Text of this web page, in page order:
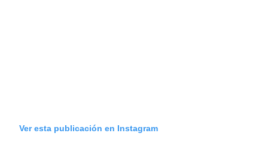
Ver esta publicación en Instagram